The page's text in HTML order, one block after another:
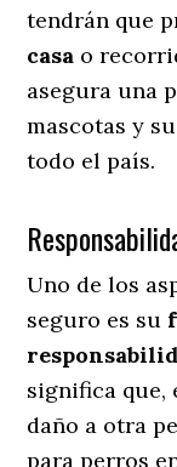
tendrán que
casa o
asegura una
mascotas y
todo el país.
Uno de los
seguro es su
significa que,
daño a otra
para perros